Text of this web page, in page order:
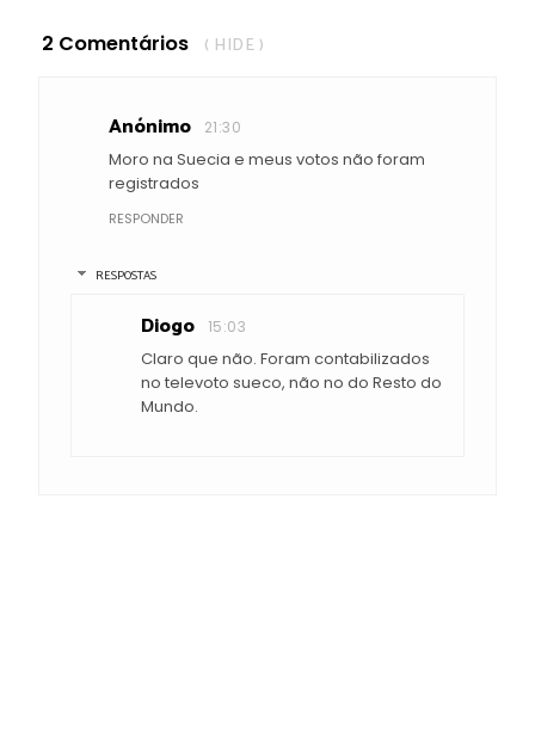
2 Comentários ( HIDE )
Anónimo 21:30
Moro na Suecia e meus votos não foram
registrados
RESPONDER
RESPOSTAS
Diogo 15:03
Claro que não. Foram contabilizados
no televoto sueco, não no do Resto do
Mundo.